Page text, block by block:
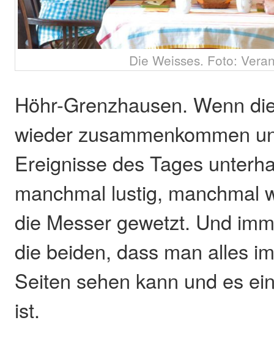
Die Weisses. Foto:
Höhr-Grenzhausen. Wenn
wieder zusammenkommen
Ereignisse des Tages
manchmal lustig, manchmal
die Messer gewetzt. Und
die beiden, dass man alles
Seiten sehen kann und es
ist.